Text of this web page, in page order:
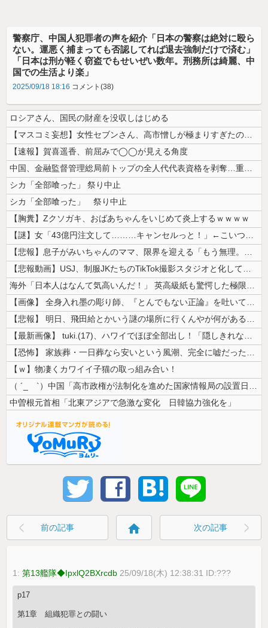
警察庁、中国人犯罪者の声を紹介「日本の警察は絶対に殴ら
ない。運悪く捕まっても否認してれば退去強制だけで済む」
「日本は刑が軽く窃盗でもせいぜい数年。刑務所は綺麗、中
国での生活より楽」
2025/09/18 18:16 コメント(38)
ロシアさん、国民の財産を没収しはじめる
【マスコミ妄想】女性セブンさん、高市憎しが極まりすぎたのか、過去一級の...
【速報】賀喜遥香、前屈みで◯◯が見える角度
中国、金融監督管理総局前トップの全人代代表資格を剥奪…重大な規律違反で...
シカ「全部喰った」 祭り中止
シカ「全部喰った」 祭り中止
【胸糞】Zクソガキ、おばあちゃんをいじめて炎上するｗｗｗｗ
【謎】女「43億円注文して………キャンセルっと！」←こいつの目的
【悲報】息子がみいちゃんのママ、限界を迎える「もう無理。普通の家庭を築...
【悲報動画】USJ、制服JKたちのTikTok撮影スタジオと化してしま...
海外「日本人はなんて気高いんだ！」 英高級紙も驚愕した極限の中の日本人...
【画像】 全身入れ墨の彫り師、『とんでもない正論』を吐いて30万再生さ...
【悲報】 明日、飛田給とかいう謎の場所に行くんやが何があるんや????...
【最新画像】 tuki.(17)、ハワイでほぼ全部出し！「隠しきれない...
【恐怖】 家族葬・一日葬なら安いという風潮、完全に嘘だった・・・・
【ｗ】物凄くカワイイ子猫の取っ組み合い！
（ ´_ゝ`）中国「高市政権が法制化を進めた国家情報局の設置日が7月3...
中曽根元首相「北東アジアで急激な変化 日韓協力強化を」
前の記事 home 次の記事
1:第13艦隊◆IpxlQ2BXrcdb 25/09/18(木) 12:38:31 ID:???
p17
第1章 組織犯罪との闘い